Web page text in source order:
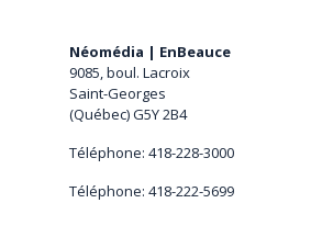
Néomédia | EnBeauce
9085, boul. Lacroix
Saint-Georges
(Québec) G5Y 2B4
Téléphone: 418-228-3000
Téléphone: 418-222-5699